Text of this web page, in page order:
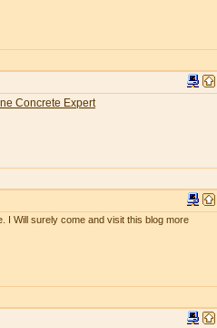
Concrete Expert
I Will surely come and visit this blog more